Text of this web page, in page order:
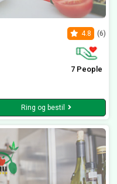
4.8 (6)
7 People
Ring og bestil